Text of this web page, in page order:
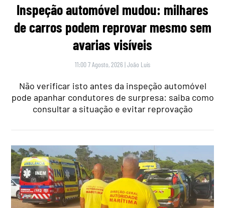
Inspeção automóvel mudou: milhares
de carros podem reprovar mesmo sem
avarias visíveis
11:00 7 Agosto, 2026 |João Luís
Não verificar isto antes da inspeção automóvel
pode apanhar condutores de surpresa: saiba como
consultar a situação e evitar reprovação